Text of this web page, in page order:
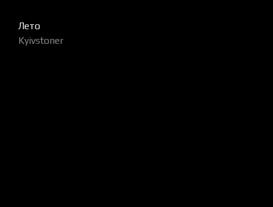
Лето
Kyivstoner